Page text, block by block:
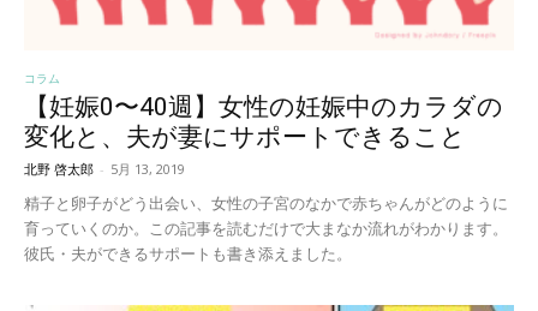
コラム
【妊娠0〜40週】女性の妊娠中のカラダの
変化と、夫が妻にサポートできること
北野 啓太郎 - 5月 13, 2019
精子と卵子がどう出会い、女性の子宮のなかで赤ちゃんがどのように
育っていくのか。この記事を読むだけで大まなか流れがわかります。
彼氏・夫ができるサポートも書き添えました。